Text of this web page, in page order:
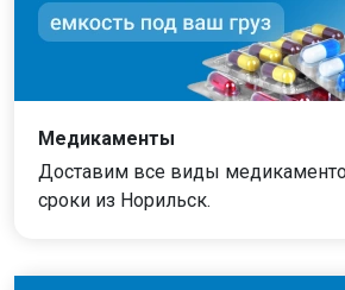
Медикаменты
Доставим все виды
сроки из Норильск.